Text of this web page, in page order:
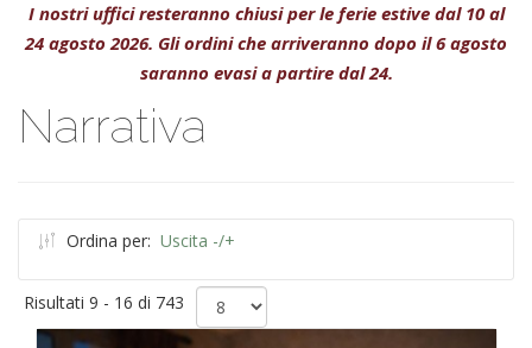
I nostri uffici resteranno chiusi per le ferie estive dal 10 al
24 agosto 2026. Gli ordini che arriveranno dopo il 6 agosto
saranno evasi a partire dal 24.
Narrativa
Ordina per: Uscita -/+
Risultati 9 - 16 di 743